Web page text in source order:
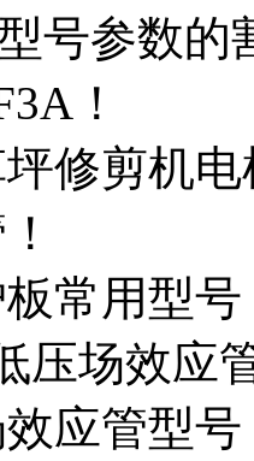
号参数
！
修剪机电
常用型号
压场效应
应管型